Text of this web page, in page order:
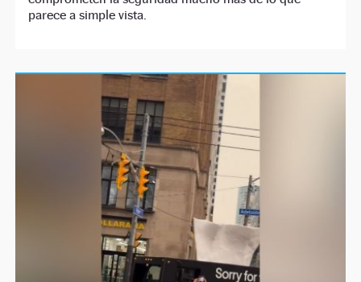
parece a simple vista.